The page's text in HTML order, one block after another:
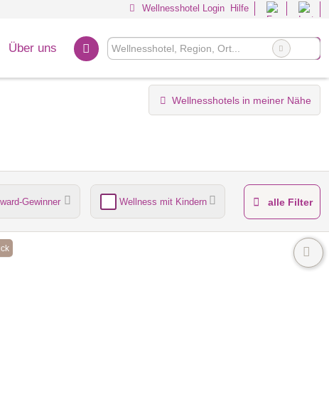
Wellnesshotel Login Hilfe
Über uns
Wellnesshotels in meiner Nähe
Gewinner Wellness mit Kindern alle Filter